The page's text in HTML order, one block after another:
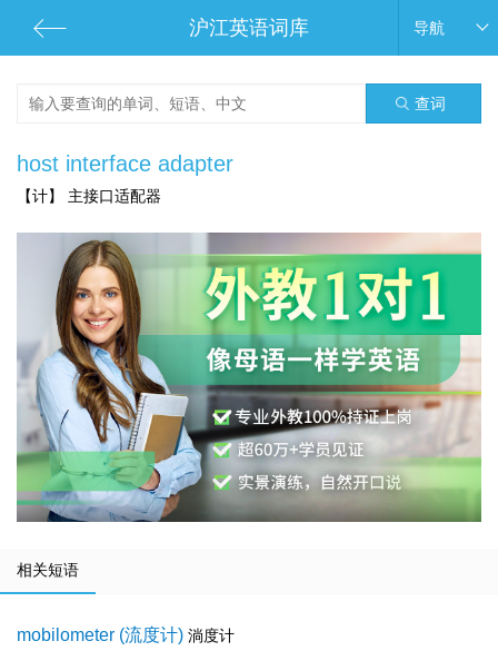
沪江英语词库 导航
查词
host interface adapter
【计】 主接口适配器
相关短语
mobilometer (流度计) 淌度计